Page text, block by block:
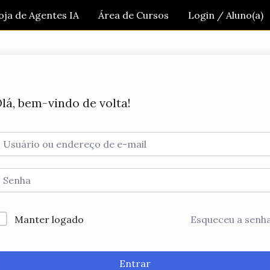
de Agentes IA Área de Cursos Login / Aluno(a)
bem-vindo de volta!
Manter logado Esqueceu a
Entrar